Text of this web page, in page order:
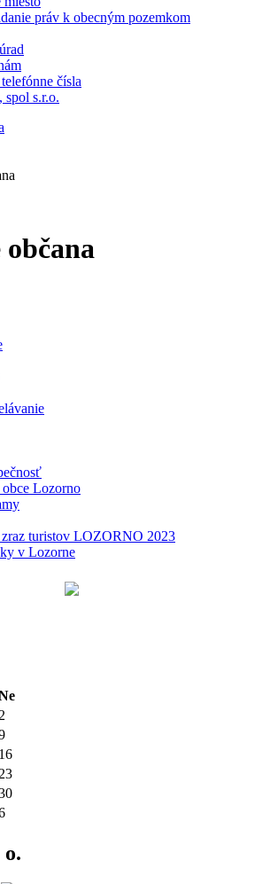
práv k obecným pozemkom
čísla
spol s.r.o.
občana
Lozorno
turistov LOZORNO 2023
v Lozorne
2
16
23